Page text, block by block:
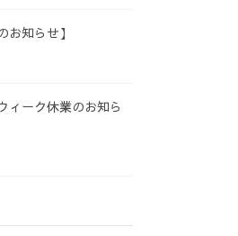
お知らせ】
ィーク休業のお知ら